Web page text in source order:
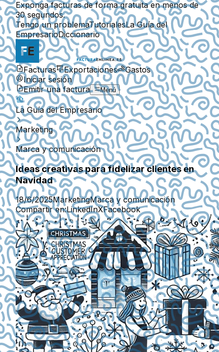
Exponga facturas de forma gratuita en menos de
30 segundos.
Tengo un problemaTutorialesLa Guía del
EmpresarioDiccionario
Facturas Exportaciones
Gastos
Iniciar sesión
Emitir una factura
Menú
La Guía del Empresario
Marketing
Marca y comunicación
Ideas creativas para fidelizar clientes en
Navidad
18/6/2025MarketingMarca y comunicación
Compartir en:LinkedInXFacebook